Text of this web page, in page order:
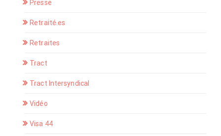
Presse
Retraité.es
Retraites
Tract
Tract Intersyndical
Vidéo
Visa 44